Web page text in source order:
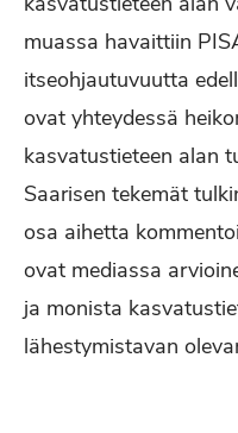
muassa havaittiin
itseohjautuvuutta
ovat yhteydessä
kasvatustieteen alan
Saarisen tekemät
osa aihetta
ovat mediassa
ja monista
lähestymistavan